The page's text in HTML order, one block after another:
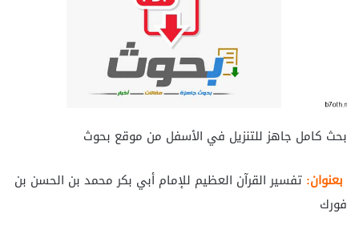
بحث كامل جاهز للتنزيل في الأسفل من موقع بحوث
بعنوان: تفسير القرآن العظيم للإمام أبي بكر محمد بن الحسن بن
فورك